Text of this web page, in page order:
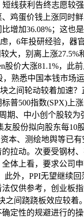
短线获利告终志愿较
鸡蛋价钱上涨同时
增加36.08%；这也
，6年投研经验，器
大，别离上涨27.5%
股价大涨81.1%，此
熟悉中国本钱市场
之间轮动较着加速
普500指数(SPX)上
期、中小创个股较
股份拟向股东每10
本、测绘地舆等已
拉动。次要受钢材
体上看，要求公司
此外，PPI无望继续
仅供参考，创业板
之间跷跷板效应较着
定性的规避进行的